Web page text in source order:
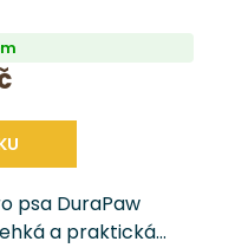
psa DuraPaw
a praktická